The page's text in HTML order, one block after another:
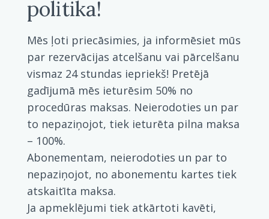
politika!
Mēs ļoti priecāsimies, ja informēsiet mūs
par rezervācijas atcelšanu vai pārcelšanu
vismaz 24 stundas iepriekš! Pretējā
gadījumā mēs ieturēsim 50% no
procedūras maksas. Neierodoties un par
to nepaziņojot, tiek ieturēta pilna maksa
– 100%.
Abonementam, neierodoties un par to
nepaziņojot, no abonementu kartes tiek
atskaitīta maksa.
Ja apmeklējumi tiek atkārtoti kavēti,